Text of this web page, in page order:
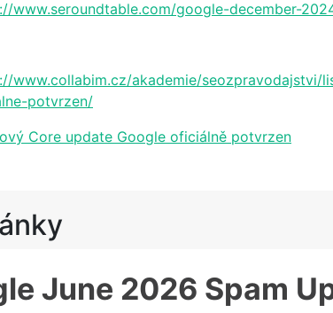
www.seroundtable.com/google-december-
www.collabim.cz/akademie/
potvrzen/
navigation
Core update Google oficiálně potvrzen
June 2026 Spam